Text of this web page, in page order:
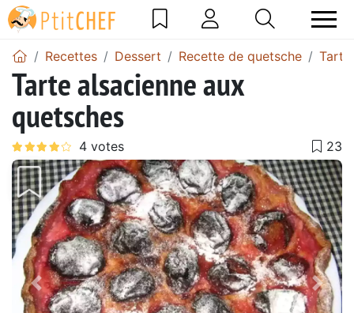
Recettes Dessert Recette de quetsche
Tarte alsacienne aux
quetsches
Précédent